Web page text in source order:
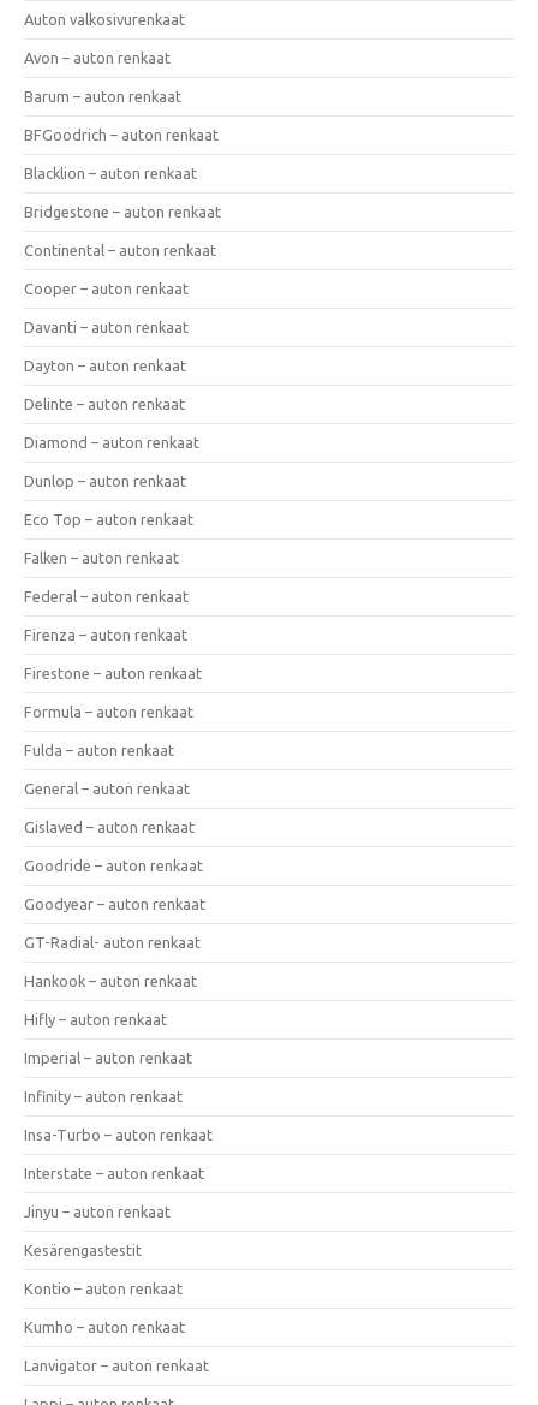
Auton valkosivurenkaat
Avon – auton renkaat
Barum – auton renkaat
BFGoodrich – auton renkaat
Blacklion – auton renkaat
Bridgestone – auton renkaat
Continental – auton renkaat
Cooper – auton renkaat
Davanti – auton renkaat
Dayton – auton renkaat
Delinte – auton renkaat
Diamond – auton renkaat
Dunlop – auton renkaat
Eco Top – auton renkaat
Falken – auton renkaat
Federal – auton renkaat
Firenza – auton renkaat
Firestone – auton renkaat
Formula – auton renkaat
Fulda – auton renkaat
General – auton renkaat
Gislaved – auton renkaat
Goodride – auton renkaat
Goodyear – auton renkaat
GT-Radial- auton renkaat
Hankook – auton renkaat
Hifly – auton renkaat
Imperial – auton renkaat
Infinity – auton renkaat
Insa-Turbo – auton renkaat
Interstate – auton renkaat
Jinyu – auton renkaat
Kesärengastestit
Kontio – auton renkaat
Kumho – auton renkaat
Lanvigator – auton renkaat